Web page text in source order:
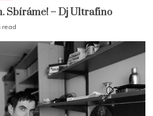
Sbíráme! – Dj Ultrafino
read